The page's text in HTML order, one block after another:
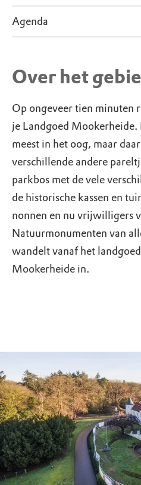
Agenda
Over het
Op ongeveer tien minuten
je Landgoed
meest in het oog, maar
verschillende andere
parkbos met de vele
de historische kassen en
nonnen en nu vrijwilligers
Natuurmonumenten van
wandelt vanaf het
Mookerheide in.